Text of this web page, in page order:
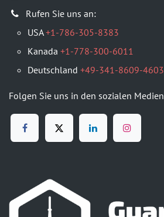
​Rufen Sie uns an:
USA+1-786-305-8383
Kanada +1-778-300-6011
Deutschland +49-341-8609-4603
Folgen Sie uns in den sozialen Medien